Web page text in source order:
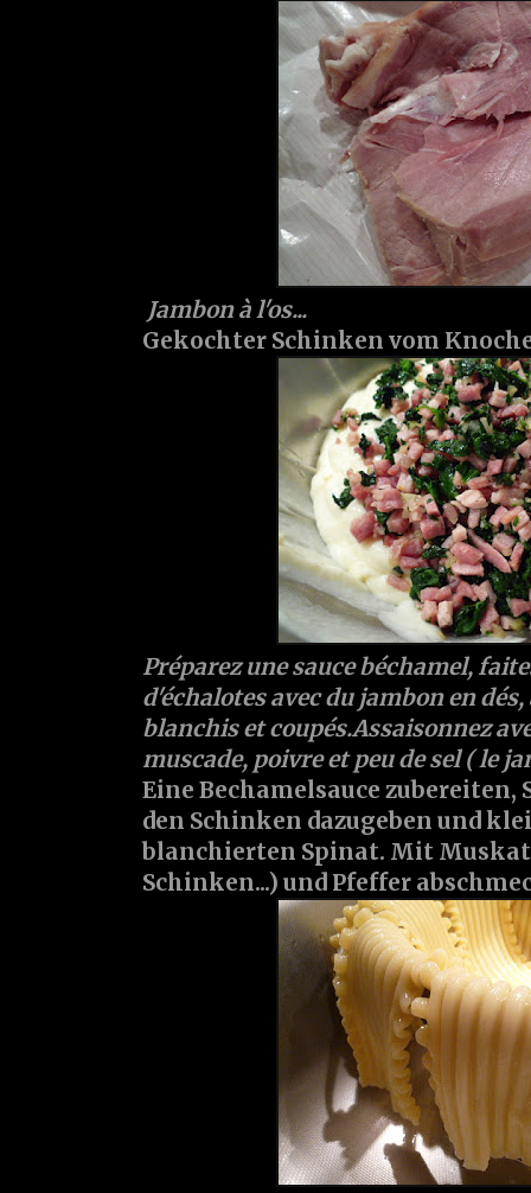
Jambon à l'os...
Gekochter Schinken vom
Préparez une sauce béchamel,
d'échalotes avec du jambon en
blanchis et coupés.Assaisonnez
muscade, poivre et peu de sel ( le
Eine Bechamelsauce zubereiten,
den Schinken dazugeben und
blanchierten Spinat. Mit
Schinken...) und Pfeffer